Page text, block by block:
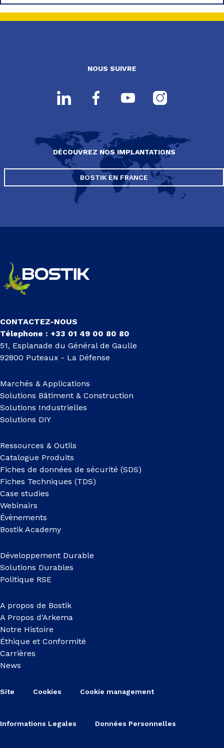
NOUS SUIVRE
DÉCOUVREZ NOS IMPLANTATIONS
BOSTIK EN FRANCE
CONTACTEZ-NOUS
Télephone : +33 01 49 00 80 80
51, Esplanade du Général de Gaulle
92800 Puteaux - La Défense
Marchés & Applications
Solutions Bâtiment & Construction
Solutions Industrielles
Solutions DIY
Ressources & Outils
Catalogue Produits
Fiches de données de sécurité (SDS)
Fiches Techniques (TDS)
Case studies
Webinairs
Évènements
Bostik Academy
Développement Durable
Solutions Durables
Politique RSE
A propos de Bostik
A Propos d'Arkema
Notre Histoire
Éthique et Conformité
Carrières
News
Site Cookies Cookie management
Informations Legales Données Personnelles